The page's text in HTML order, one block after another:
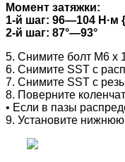
Момент затяжки:
1-й шаг: 96—104 Н·м
2-й шаг: 87°—93°
5. Снимите болт M6 x
6. Снимите SST с
7. Снимите SST с
8. Поверните
• Если в пазы
9. Установите нижнюю